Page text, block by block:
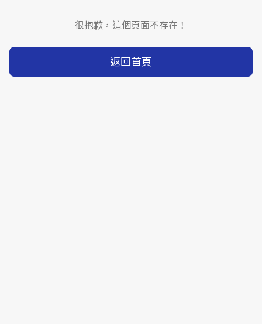
很抱歉，這個頁面不存在！
返回首頁